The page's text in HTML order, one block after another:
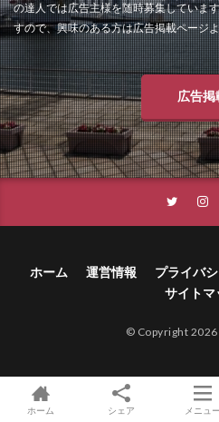
の達人では広告主様を随時募集していま
すので、興味のある方は広告掲載ページ
広告掲
ホーム 運営情報 プライバ
サイトマ
© Copyright
ホーム シェア メニュー